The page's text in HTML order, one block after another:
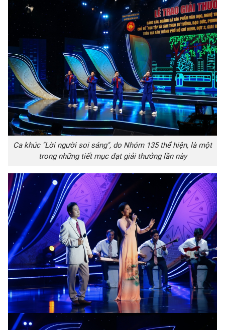
Ca khúc "Lời người soi sáng", do Nhóm 135 thể hiện, là một
trong những tiết mục đạt giải thưởng lần này